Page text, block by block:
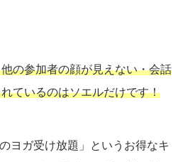
の参加者の顔が見えない・会話
ているのはソエルだけです！
ヨガ受け放題」というお得なキ